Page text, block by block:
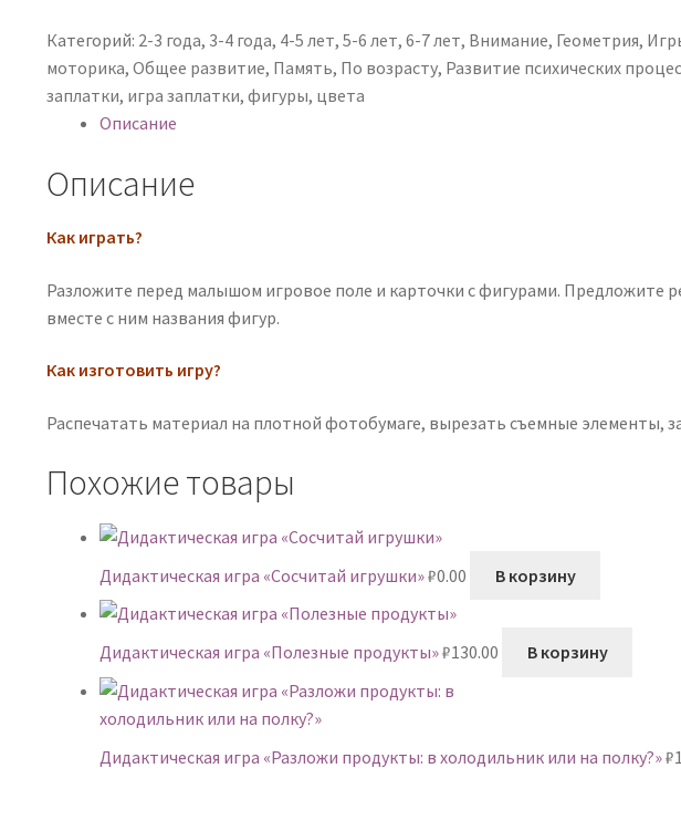
Категорий: 2-3 года, 3-4 года, 4-5 лет, 5-6 лет, 6-7 лет, Внимание, Геометрия,
моторика, Общее развитие, Память, По возрасту, Развитие психических
заплатки, игра заплатки, фигуры, цвета
Описание
Описание
Как играть?
Разложите перед малышом игровое поле и карточки с фигурами. Предложите
вместе с ним названия фигур.
Как изготовить игру?
Распечатать материал на плотной фотобумаге, вырезать съемные элементы,
Похожие товары
Дидактическая игра «Сосчитай игрушки»₽0.00 В корзину
Дидактическая игра «Полезные продукты»₽130.00 В корзину
Дидактическая игра «Разложи продукты: в холодильник или на полку?»₽